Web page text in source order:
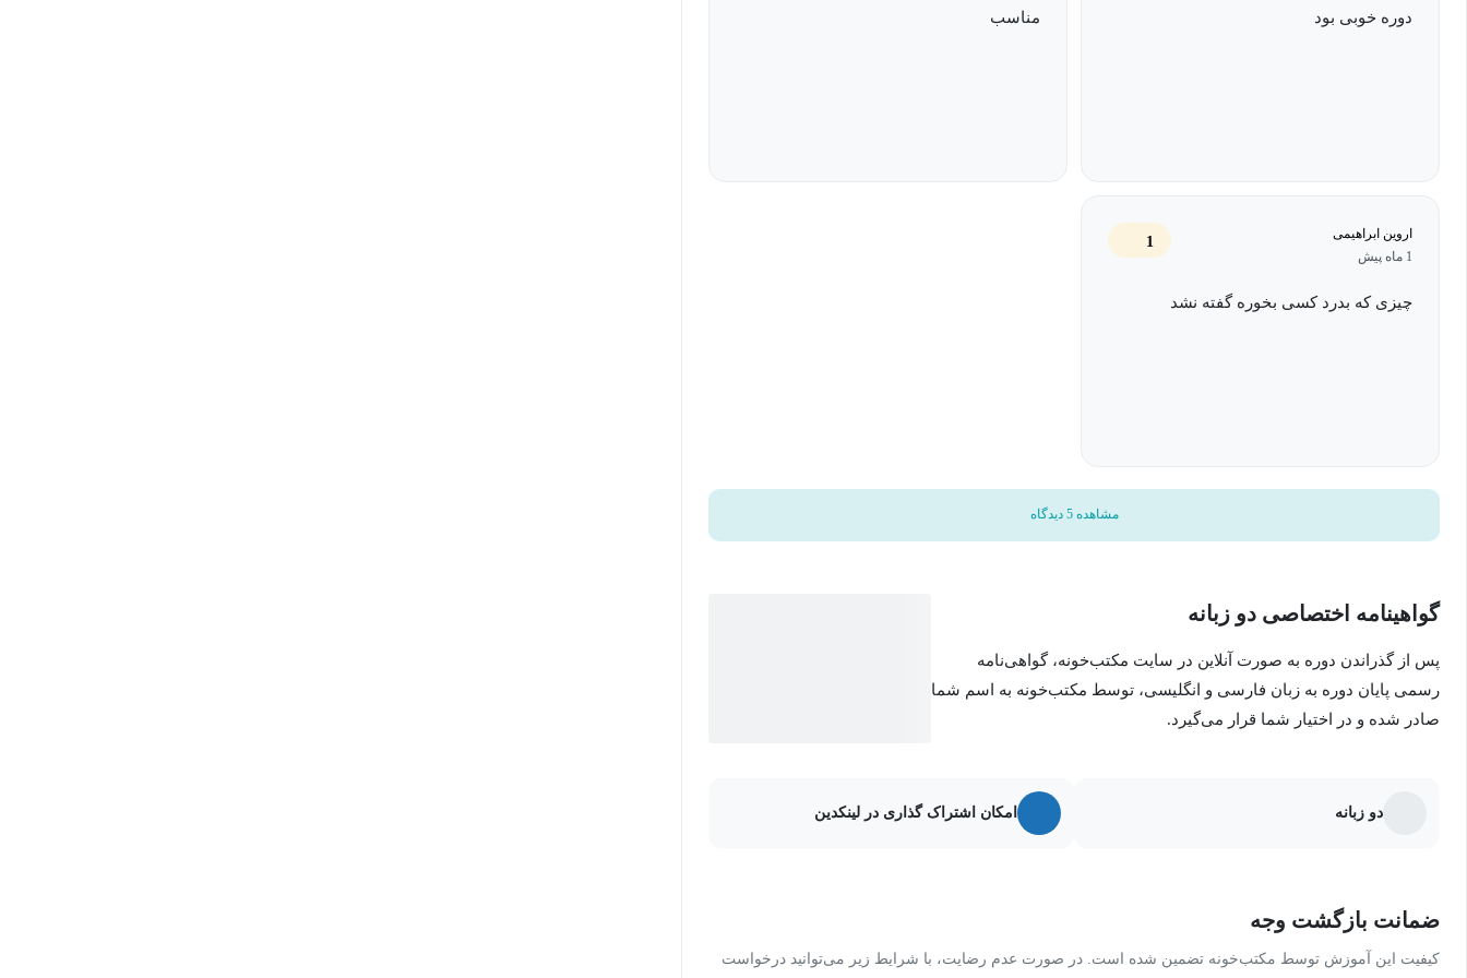
دوره خوبی بود مناسب
اروین ابراهیمی
1 ماه پیش
1
چیزی که بدرد کسی بخوره گفته نشد
مشاهده 5 دیدگاه
گواهینامه اختصاصی دو زبانه
پس از گذراندن دوره به صورت آنلاین در سایت مکتب‌خونه، گواهی‌نامه
رسمی پایان دوره به زبان فارسی و انگلیسی، توسط مکتب‌خونه به اسم شما
صادر شده و در اختیار شما قرار می‌گیرد.
امکان اشتراک گذاری در لینکدین دو زبانه
ضمانت بازگشت وجه
کیفیت این آموزش توسط مکتب‌خونه تضمین شده است. در صورت عدم رضایت، با شرایط زیر می‌توانید درخواست